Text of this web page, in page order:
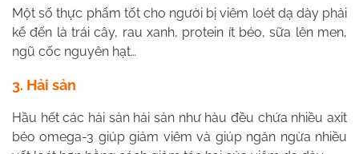
Một số thực phẩm tốt cho người bị viêm loét dạ dày phải
kể đến là trái cây, rau xanh, protein ít béo, sữa lên men,
ngũ cốc nguyên hạt…
3. Hải sản
Hầu hết các hải sản hải sản như hàu đều chứa nhiều axit
béo omega-3 giúp giảm viêm và giúp ngăn ngừa nhiều